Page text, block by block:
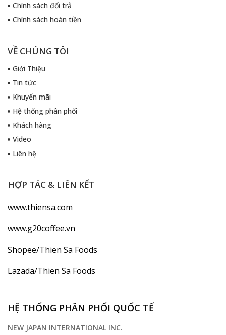
Chính sách đổi trả
Chính sách hoàn tiền
VỀ CHÚNG TÔI
Giới Thiệu
Tin tức
Khuyến mãi
Hệ thống phân phối
Khách hàng
Video
Liên hệ
HỢP TÁC & LIÊN KẾT
www.thiensa.com
www.g20coffee.vn
Shopee/Thien Sa Foods
Lazada/Thien Sa Foods
HỆ THỐNG PHÂN PHỐI QUỐC TẾ
NEW JAPAN INTERNATIONAL INC.